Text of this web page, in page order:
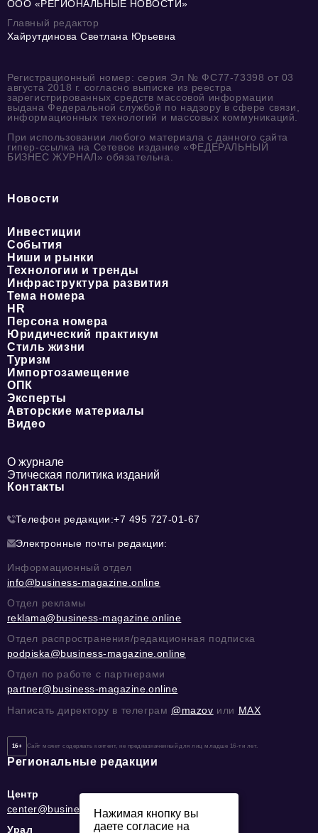
ООО «РЕГИОНАЛЬНЫЕ НОВОСТИ»
Главный редактор
Хайрутдинова Светлана Юрьевна
Регистрационный номер: серия Эл № ФС77-73398 от 03
августа 2018 г. согласно выписке из реестра
зарегистрированных средств массовой информации
выдана Федеральной службой по надзору в сфере связи,
информационных технологий и массовых коммуникаций.
При использовании любого материала с данного сайта
гипер-ссылка на Сетевое издание «ФЕДЕРАЛЬНЫЙ
БИЗНЕС ЖУРНАЛ» обязательна.
Новости
Инвестиции
События
Ниши и рынки
Технологии и тренды
Инфраструктура развития
Тема номера
HR
Персона номера
Юридический практикум
Стиль жизни
Туризм
Импортозамещение
ОПК
Эксперты
Авторские материалы
Видео
О журнале
Этическая политика изданий
Контакты
Телефон редакции:+7 495 727-01-67
Электронные почты редакции:
Информационный отдел
info@business-magazine.online
Отдел рекламы
reklama@business-magazine.online
Отдел распространения/редакционная подписка
podpiska@business-magazine.online
Отдел по работе с партнерами
partner@business-magazine.online
Написать директору в телеграм @mazov или MAX
16+ Сайт может содержать контент, не предназначенный для лиц младше 16-ти лет.
Региональные редакции
Центр
center@business-magazine.online
Урал
Нажимая кнопку вы
даете согласие на